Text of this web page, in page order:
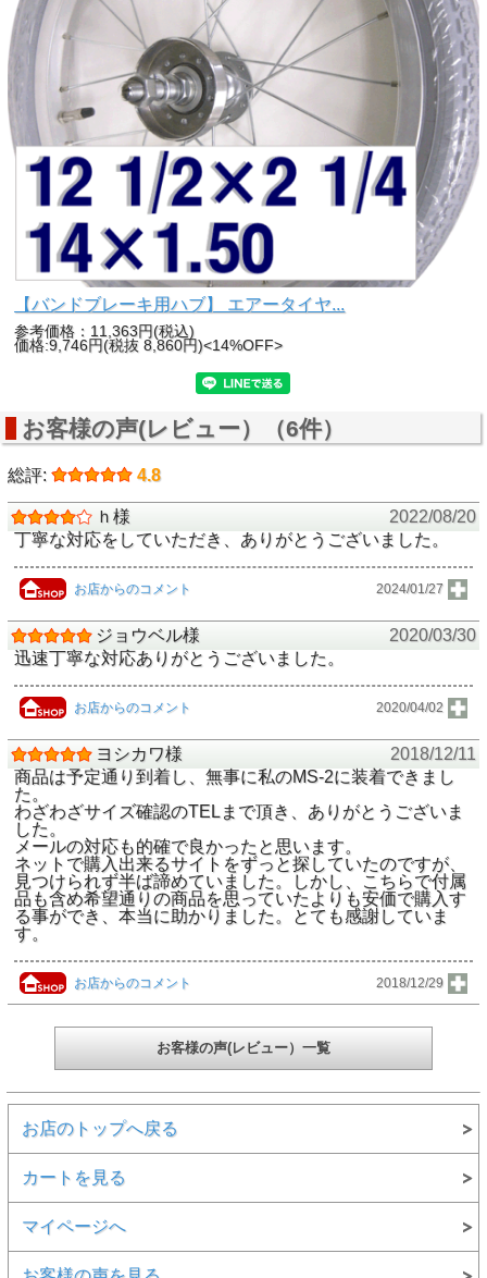
【バンドブレーキ用ハブ】 エアータイヤ...
参考価格：11,363円(税込)
価格:9,746円(税抜 8,860円)<14%OFF>
お客様の声(レビュー）（6件）
総評: 4.8
ｈ様
2022/08/20
丁寧な対応をしていただき、ありがとうございました。
お店からのコメント 2024/01/27
ジョウベル様
2020/03/30
迅速丁寧な対応ありがとうございました。
お店からのコメント 2020/04/02
ヨシカワ様
2018/12/11
商品は予定通り到着し、無事に私のMS-2に装着できまし
た。
わざわざサイズ確認のTELまで頂き、ありがとうございま
した。
メールの対応も的確で良かったと思います。
ネットで購入出来るサイトをずっと探していたのですが、
見つけられず半ば諦めていました。しかし、こちらで付属
品も含め希望通りの商品を思っていたよりも安価で購入す
る事ができ、本当に助かりました。とても感謝していま
す。
お店からのコメント 2018/12/29
お客様の声(レビュー）一覧
お店のトップへ戻る
カートを見る
マイページへ